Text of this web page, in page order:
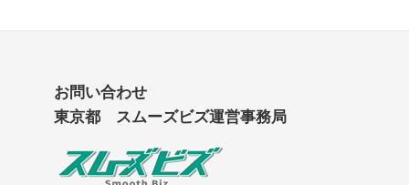
お問い合わせ
東京都 スムーズビズ運営事務局